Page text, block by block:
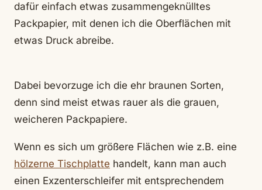
dafür einfach etwas zusammengeknülltes
Packpapier, mit denen ich die Oberflächen mit
etwas Druck abreibe.
Dabei bevorzuge ich die ehr braunen Sorten,
denn sind meist etwas rauer als die grauen,
weicheren Packpapiere.
Wenn es sich um größere Flächen wie z.B. eine
hölzerne Tischplatte handelt, kann man auch
einen Exzenterschleifer mit entsprechendem